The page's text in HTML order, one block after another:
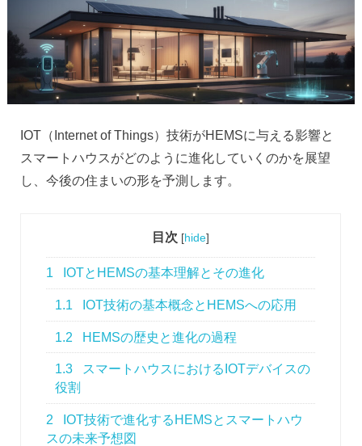
IOT（Internet of Things）技術がHEMSに与える影響と
スマートハウスがどのように進化していくのかを展望
し、今後の住まいの形を予測します。
目次 [hide]
1 IOTとHEMSの基本理解とその進化
1.1 IOT技術の基本概念とHEMSへの応用
1.2 HEMSの歴史と進化の過程
1.3
スマートハウスにおけるIOTデバイスの
役割
2
IOT技術で進化するHEMSとスマートハウ
スの未来予想図